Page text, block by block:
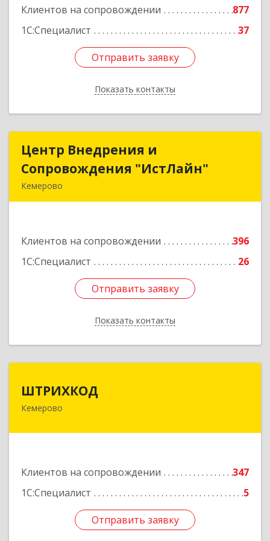
Клиентов на сопровождении
877
1С:Специалист
37
Отправить заявку
Показать контакты
Отправить заявку
Назад
Центр Внедрения и
Сопровождения "ИстЛайн"
Кемерово
Клиентов на сопровождении
396
1С:Специалист
26
Отправить заявку
Показать контакты
Центр Внедрения и
Сопровождения "ИстЛайн"
Подробнее
Отправить заявку
Назад
ШТРИХКОД
Кемерово
Клиентов на сопровождении
347
1С:Специалист
5
Отправить заявку
650043, Кемеровская область - Кузбасс обл,
Отправить заявку